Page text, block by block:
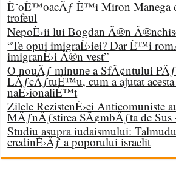
È˜oÈ™oacÄƒ È™i Miron
trofeul
NepoÈ›ii lui Bogdan Ã®n
“Te opui imigraÈ›iei? Dar È™i
imigranÈ›i Ã®n vest”
O nouÄƒ minune a SfÃ¢ntului
LÄƒcÄƒtuÈ™u, cum a ajutat
naÈ›ionaliÈ™t
Zilele RezistenÈ›ei Anticomuniste
MÄƒnÄƒstirea SÃ¢mbÄƒta de Sus
Studiu asupra iudaismului:
credinÈ›Äƒ a poporului israelit